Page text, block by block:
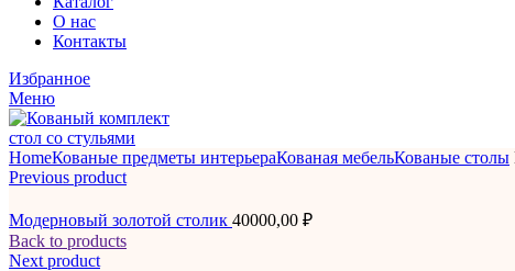
О нас
Контакты
Избранное
Меню
HomeКованые предметы интерьераКованая мебельКованые столы
Previous product
Модерновый золотой столик 40000,00 ₽
Back to products
Next product